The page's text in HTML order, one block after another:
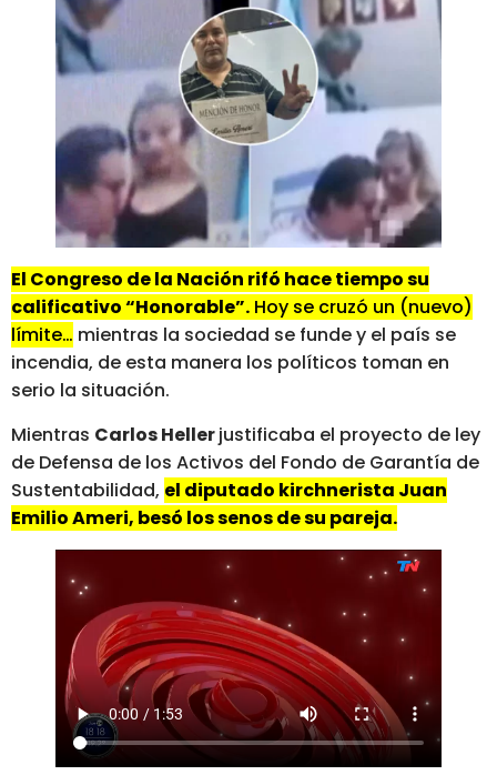
El Congreso de la Nación rifó hace tiempo su
calificativo “Honorable”. Hoy se cruzó un (nuevo)
límite… mientras la sociedad se funde y el país se
incendia, de esta manera los políticos toman en
serio la situación.
Mientras Carlos Hellerjustificaba el proyecto de ley
de Defensa de los Activos del Fondo de Garantía de
Sustentabilidad, el diputado kirchnerista Juan
Emilio Ameri, besó los senos de su pareja.